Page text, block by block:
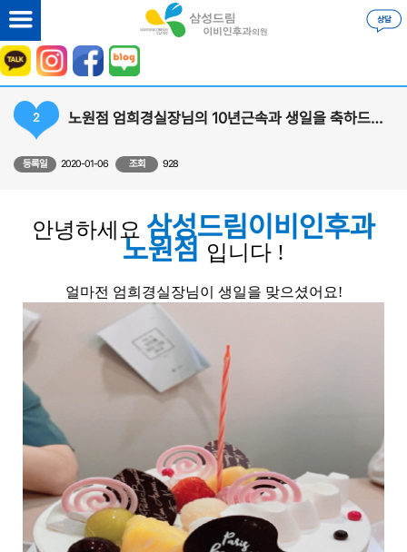
2 노원점 엄희경실장님의 10년근속과 생일을 축하드립니다!!
등록일 2020-01-06 조회 928
안녕하세요 삼성드림이비인후과
노원점 입니다 !
얼마전 엄희경실장님이 생일을 맞으셨어요!